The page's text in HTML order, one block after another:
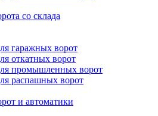
со склада
гаражных ворот
откатных ворот
промышленных ворот
распашных ворот
и автоматики